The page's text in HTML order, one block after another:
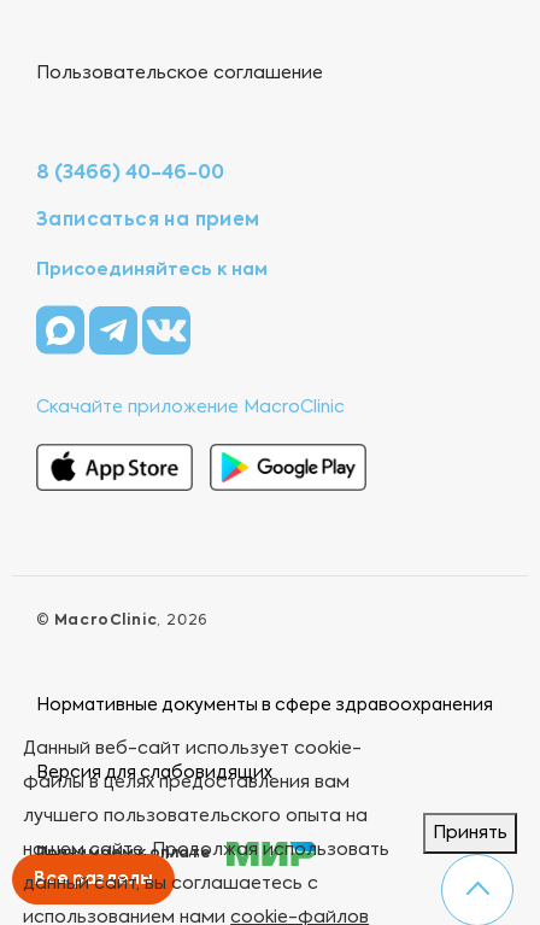
Пользовательское соглашение
8 (3466) 40-46-00
Записаться на прием
Присоединяйтесь к нам
Скачайте приложение MacroClinic
© MacroClinic, 2026
Нормативные документы в сфере здравоохранения
Версия для слабовидящих
Принимаем к оплате
Данный веб-сайт использует cookie-
файлы в целях предоставления вам
лучшего пользовательского опыта на
нашем сайте. Продолжая использовать
данный сайт, вы соглашаетесь с
использованием намиcookie-файлов
Принять
Все разделы